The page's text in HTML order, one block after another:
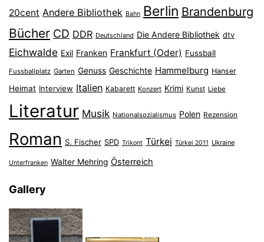
20cent Andere Bibliothek Bahn Berlin Brandenburg
Bücher CD DDR Deutschland Die Andere Bibliothek dtv
Eichwalde Exil Franken Frankfurt (Oder) Fussball
Fussballplatz Garten Genuss Geschichte Hammelburg Hanser
Heimat Interview Italien Kabarett Konzert Krimi Kunst Liebe
Literatur Musik Nationalsozialismus Polen Rezension
Roman S. Fischer SPD Trikont Türkei Türkei 2011 Ukraine
Unterfranken Walter Mehring Österreich
Gallery